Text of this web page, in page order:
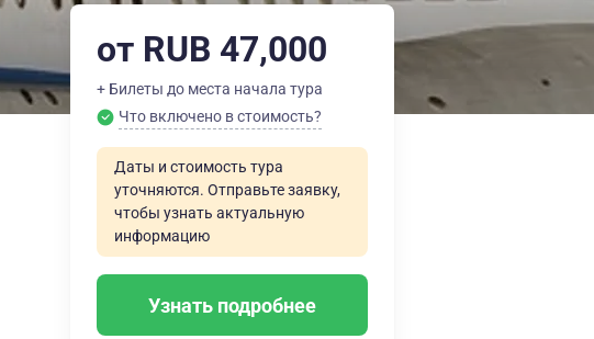
от RUB 47,000
+ Билеты до места начала тура
Что включено в стоимость?
Даты и стоимость тура
уточняются. Отправьте заявку,
чтобы узнать актуальную
информацию
Узнать подробнее